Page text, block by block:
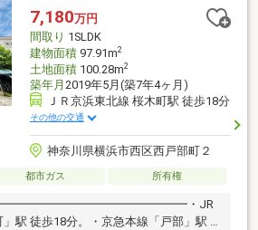
ご希望の住まい探しをお手伝いします
・ご相談はお気軽にお問い合わせく
7,180万円
間取り 1SLDK
建物面積97.91m2
土地面積100.28m2
築年月 2019年5月(築7年4ヶ月)
ＪＲ京浜東北線 桜木町駅 徒歩18分
その他の交通
神奈川県横浜市西区西戸部町２
都市ガス 所有権
・JR
駅 徒歩18分。・京急本線「戸部」駅 徒